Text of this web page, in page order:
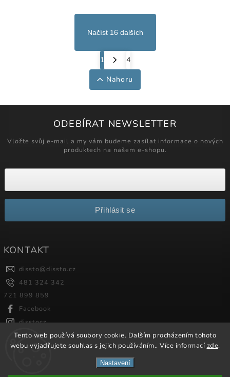
Tento web používá soubory cookie. Dalším procházením tohoto
webu vyjadřujete souhlas s jejich používáním.. Více informacízde.
Nastavení
Načíst 16 dalších
1
4
Nahoru
ODEBÍRAT NEWSLETTER
Vložte svůj e-mail a my vám budeme zasílat informace o nových
produktech na našem e-shopu.
Přihlásit se
KONTAKT
dissto@dissto.cz
481 324 342
721 899 859
Facebook
disstocz
Shoptet| Design